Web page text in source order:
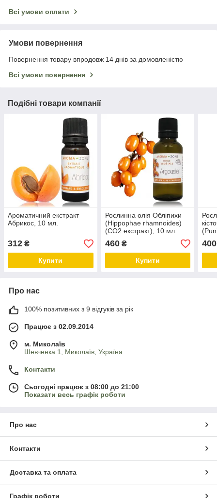
Всі умови оплати
Умови повернення
Повернення товару впродовж 14 днів за домовленістю
Всі умови повернення
Подібні товари компанії
Ароматичний екстракт
Абрикос, 10 мл.
312 ₴
Купити
Рослинна олія Обліпихи
(Hippophae rhamnoides)
(СО2 екстракт), 10 мл.
460₴
Купити
400
Про нас
100% позитивних з 9 відгуків за рік
Працює з 02.09.2014
м. Миколаїв
Шевченка 1, Миколаїв, Україна
Контакти
Сьогодні працює з 08:00 до 21:00
Показати весь графік роботи
Про нас
Контакти
Доставка та оплата
Графік роботи